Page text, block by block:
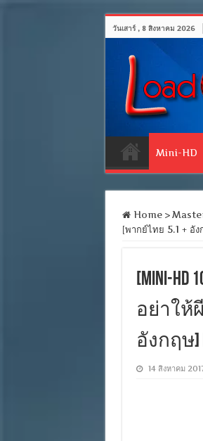
วันเสาร์ , 8 สิงหาคม 2026
Mini-HD
Home >
[พากย์ไทย 5.1 + อั
[MINI-HD
อย่าให้ผี
อังกฤษ]
14 สิงหาคม